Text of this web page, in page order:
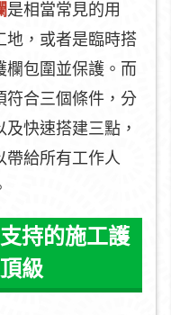
是相當常見的用
地，或者是臨時搭
欄包圍並保護。而
符合三個條件，分
快速搭建三點，
帶給所有工作人
持的施工護
級